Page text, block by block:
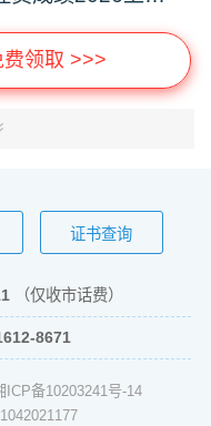
领取 >>>
证书查询
（仅收市话费）
8671
ICP备10203241号-14